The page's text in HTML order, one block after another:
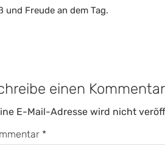
und Freude an dem Tag.
einen Kommentar
E-Mail-Adresse wird nicht
*